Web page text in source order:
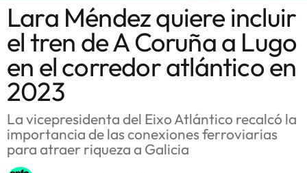
Tendencias
Memoria Histórica
Gastronomía
Escenarios
Lara Méndez quiere incluir
el tren de A Coruña a Lugo
en el corredor atlántico en
2023
La vicepresidenta del Eixo Atlántico recalcó la
importancia de las conexiones ferroviarias
para atraer riqueza a Galicia